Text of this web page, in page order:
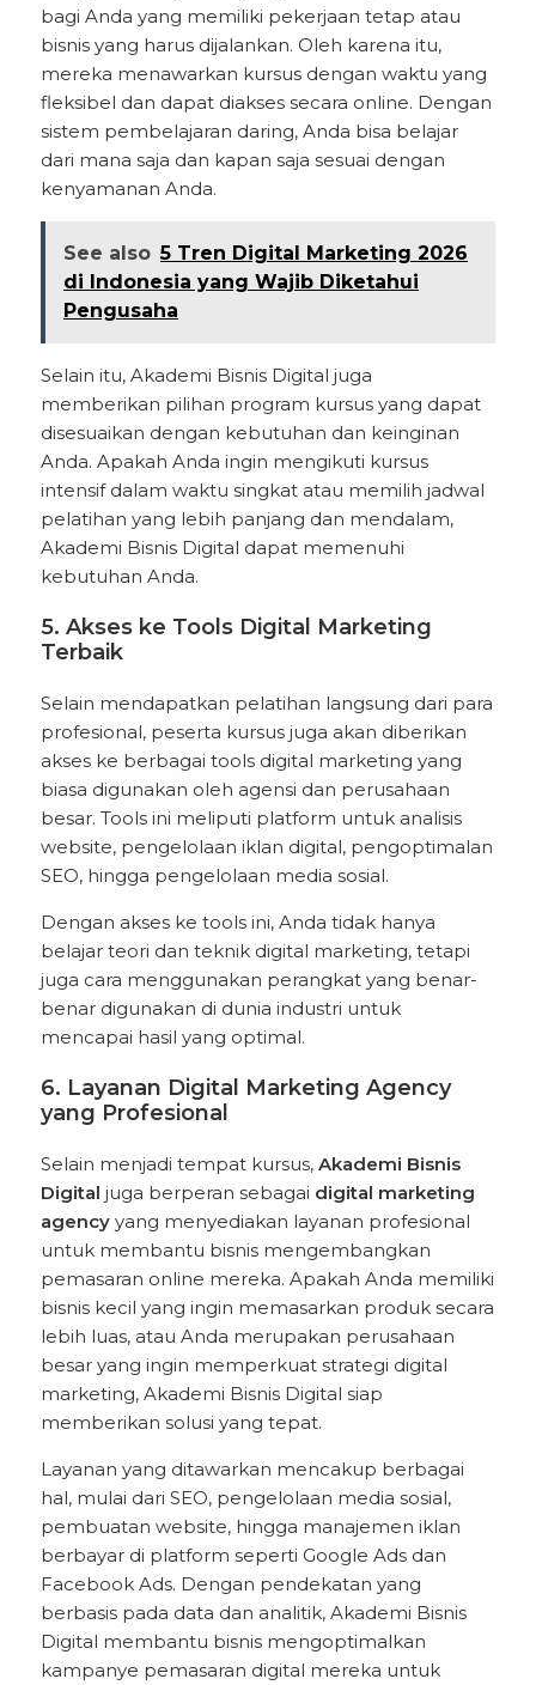
bagi Anda yang memiliki pekerjaan tetap atau
bisnis yang harus dijalankan. Oleh karena itu,
mereka menawarkan kursus dengan waktu yang
fleksibel dan dapat diakses secara online. Dengan
sistem pembelajaran daring, Anda bisa belajar
dari mana saja dan kapan saja sesuai dengan
kenyamanan Anda.
See also 5 Tren Digital Marketing 2026
di Indonesia yang Wajib Diketahui
Pengusaha
Selain itu, Akademi Bisnis Digital juga
memberikan pilihan program kursus yang dapat
disesuaikan dengan kebutuhan dan keinginan
Anda. Apakah Anda ingin mengikuti kursus
intensif dalam waktu singkat atau memilih jadwal
pelatihan yang lebih panjang dan mendalam,
Akademi Bisnis Digital dapat memenuhi
kebutuhan Anda.
5. Akses ke Tools Digital Marketing
Terbaik
Selain mendapatkan pelatihan langsung dari para
profesional, peserta kursus juga akan diberikan
akses ke berbagai tools digital marketing yang
biasa digunakan oleh agensi dan perusahaan
besar. Tools ini meliputi platform untuk analisis
website, pengelolaan iklan digital, pengoptimalan
SEO, hingga pengelolaan media sosial.
Dengan akses ke tools ini, Anda tidak hanya
belajar teori dan teknik digital marketing, tetapi
juga cara menggunakan perangkat yang benar-
benar digunakan di dunia industri untuk
mencapai hasil yang optimal.
6. Layanan Digital Marketing Agency
yang Profesional
Selain menjadi tempat kursus, Akademi Bisnis
Digital juga berperan sebagai digital marketing
agency yang menyediakan layanan profesional
untuk membantu bisnis mengembangkan
pemasaran online mereka. Apakah Anda memiliki
bisnis kecil yang ingin memasarkan produk secara
lebih luas, atau Anda merupakan perusahaan
besar yang ingin memperkuat strategi digital
marketing, Akademi Bisnis Digital siap
memberikan solusi yang tepat.
Layanan yang ditawarkan mencakup berbagai
hal, mulai dari SEO, pengelolaan media sosial,
pembuatan website, hingga manajemen iklan
berbayar di platform seperti Google Ads dan
Facebook Ads. Dengan pendekatan yang
berbasis pada data dan analitik, Akademi Bisnis
Digital membantu bisnis mengoptimalkan
kampanye pemasaran digital mereka untuk